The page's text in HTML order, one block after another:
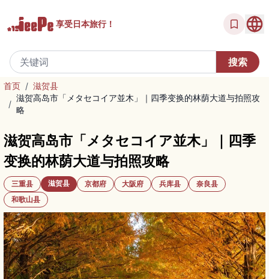
享受日本旅行！
首页 / 滋贺县
/
滋贺高岛市「メタセコイア並木」｜四季变换的林荫大道与拍照攻
略
滋贺高岛市「メタセコイア並木」｜四季
变换的林荫大道与拍照攻略
三重县 滋贺县 京都府 大阪府 兵库县
奈良县
和歌山县